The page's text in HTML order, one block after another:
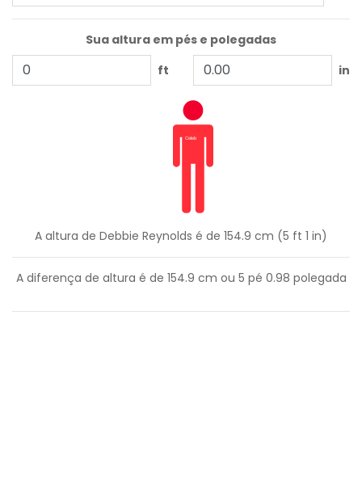
Sua altura em pés e polegadas
ft
in
A altura de Debbie Reynolds é de 154.9 cm (5 ft 1 in)
A diferença de altura é de 154.9 cm ou 5 pé 0.98 polegada